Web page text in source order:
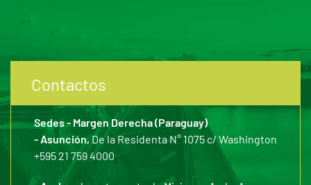
Contactos
Sedes - Margen Derecha (Paraguay)
- Asunción, De la Residenta N° 1075 c/ Washington
+595 21 759 4000